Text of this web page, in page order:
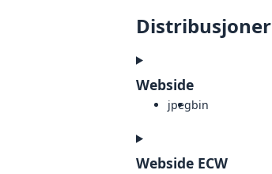
Distribusjoner
Webside
jpegbin
Webside ECW